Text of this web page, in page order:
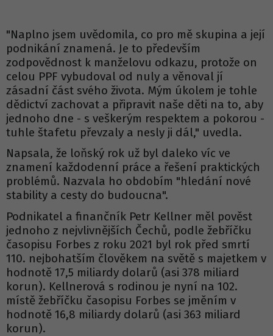
"Naplno jsem uvědomila, co pro mě skupina a její
podnikání znamená. Je to především
zodpovědnost k manželovu odkazu, protože on
celou PPF vybudoval od nuly a věnoval jí
zásadní část svého života. Mým úkolem je tohle
dědictví zachovat a připravit naše děti na to, aby
jednoho dne - s veškerým respektem a pokorou -
tuhle štafetu převzaly a nesly ji dál," uvedla.
Napsala, že loňský rok už byl daleko víc ve
znamení každodenní práce a řešení praktických
problémů. Nazvala ho obdobím "hledání nové
stability a cesty do budoucna".
Podnikatel a finančník Petr Kellner měl pověst
jednoho z nejvlivnějších Čechů, podle žebříčku
časopisu Forbes z roku 2021 byl rok před smrtí
110. nejbohatším člověkem na světě s majetkem v
hodnotě 17,5 miliardy dolarů (asi 378 miliard
korun). Kellnerová s rodinou je nyní na 102.
místě žebříčku časopisu Forbes se jměním v
hodnotě 16,8 miliardy dolarů (asi 363 miliard
korun).